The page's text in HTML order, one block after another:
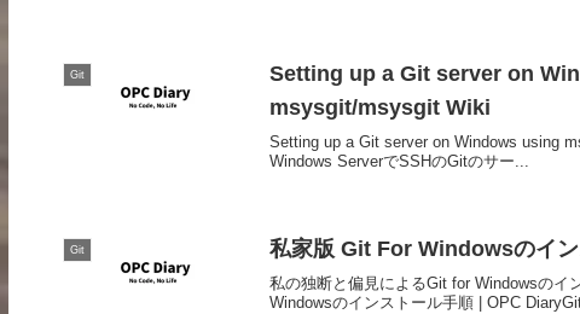
Git
Setting up a Git server on
msysgit/msysgit Wiki
Setting up a Git server on Windows using
Windows ServerでSSHのGitのサー...
Git 私家版 Git For Windowsのイ
私の独断と偏見によるGit for Windowsの
Windowsのインストール手順 | OPC